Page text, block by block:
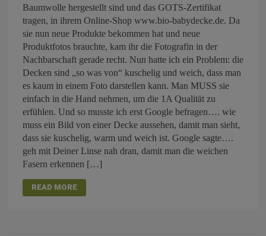
Baumwolle hergestellt sind und das GOTS-Zertifikat
tragen, in ihrem Online-Shop www.bio-babydecke.de. Da
sie nun neue Produkte bekommen hat und neue
Produktfotos brauchte, kam ihr die Fotografin in der
Nachbarschaft gerade recht. Nun hatte ich ein Problem: die
Decken sind „so was von“ kuschelig und weich, dass man
es kaum in einem Foto darstellen kann. Man MUSS sie
einfach in die Hand nehmen, um die 1A Qualität zu
erfühlen. Und so musste ich erst Google befragen…. wie
muss ein Bild von einer Decke aussehen, damit man sieht,
dass sie kuschelig, warm und weich ist. Google sagte….
geh mit Deiner Linse nah dran, damit man die weichen
Fasern erkennen […]
READ MORE